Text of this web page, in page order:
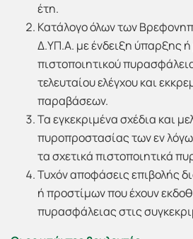
έτη.
Κατάλογο όλων των
Δ.ΥΠ.Α. με ένδειξη ύπαρξης ή
πιστοποιητικού
τελευταίου ελέγχου και
παραβάσεων.
Τα εγκεκριμένα σχέδια και
πυροπροστασίας των εν
τα σχετικά πιστοποιητικά
Τυχόν αποφάσεις επιβολής
ή προστίμων που έχουν
πυρασφάλειας στις